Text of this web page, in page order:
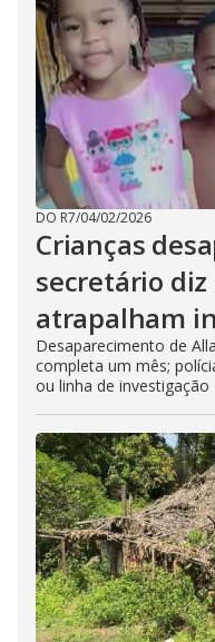
DO R7/04/02/2026
Crianças
secretário
atrapalham
Desaparecimento de
completa um mês;
ou linha de investigação